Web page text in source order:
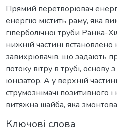
Прямий перетворювач
енергію містить раму, яка
гіперболічної труби Ранка-
нижній частині
завихрювачів, що задають
потоку вітру в трубі, основу
іонізатор. А у верхній
струмознімачі позитивного
витяжна шайба, яка
Ключові слова